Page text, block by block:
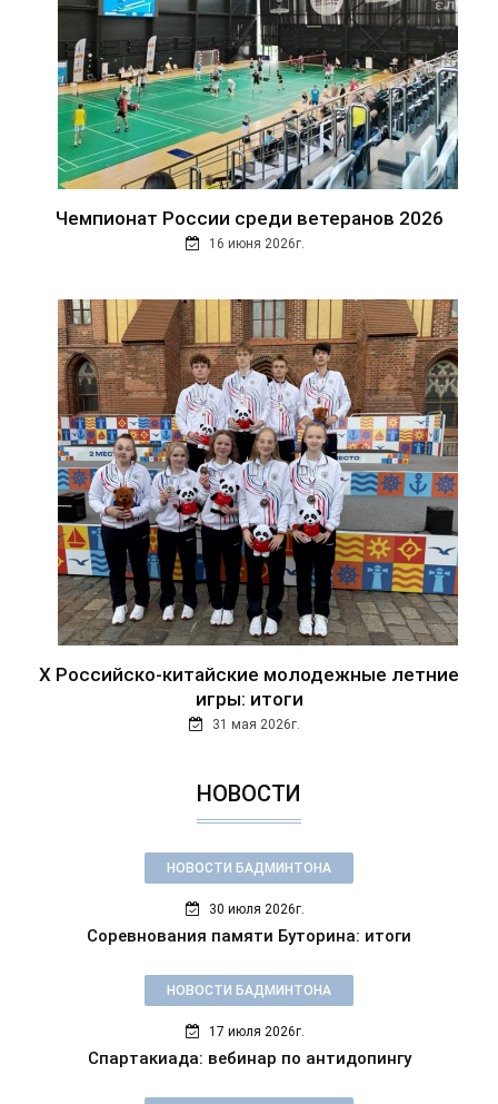
Чемпионат России среди ветеранов 2026
16 июня 2026г.
Х Российско-китайские молодежные летние
игры: итоги
31 мая 2026г.
НОВОСТИ
НОВОСТИ БАДМИНТОНА
30 июля 2026г.
Соревнования памяти Буторина: итоги
НОВОСТИ БАДМИНТОНА
17 июля 2026г.
Спартакиада: вебинар по антидопингу